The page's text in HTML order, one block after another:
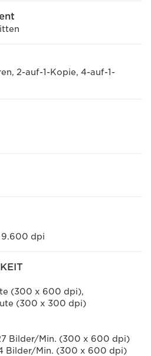
2-auf-1-Kopie, 4-auf-1-
9.600 dpi
(300 x 600 dpi),
(300 x 300 dpi)
Bilder/Min. (300 x 600 dpi)
Bilder/Min. (300 x 600 dpi)